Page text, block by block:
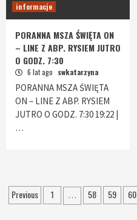
informacje
PORANNA MSZA ŚWIĘTA ON
– LINE Z ABP. RYSIEM JUTRO
O GODZ. 7:30
6 lat ago swkatarzyna
PORANNA MSZA ŚWIĘTA
ON – LINE Z ABP. RYSIEM
JUTRO O GODZ. 7:30 19:22 |
…
Nawigacja
Previous 1 … 58 59 60